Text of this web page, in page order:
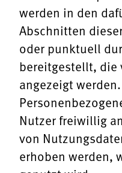
werden in den
Abschnitten
oder punktuell
bereitgestellt, die
angezeigt werden.
Nutzer freiwillig
von
erhoben werden,